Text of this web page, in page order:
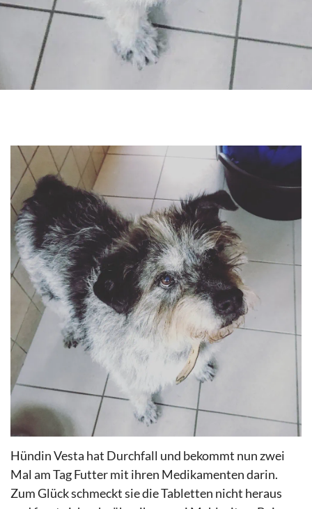
Hündin Vesta hat Durchfall und bekommt nun zwei
Mal am Tag Futter mit ihren Medikamenten darin.
Zum Glück schmeckt sie die Tabletten nicht heraus